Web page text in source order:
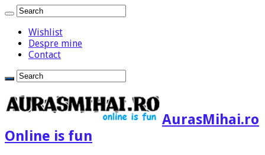
Wishlist
Despre mine
Contact
AurasMihai.ro
Online is fun